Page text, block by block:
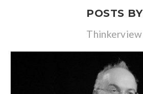
POSTS BY
Thinkerview